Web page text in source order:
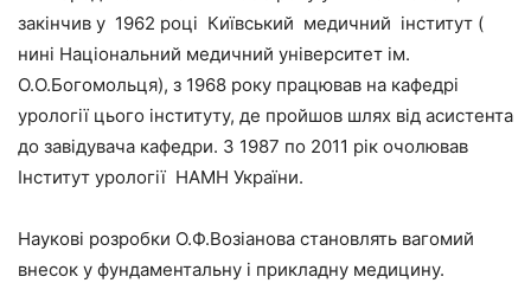
закінчив у 1962 році Київський медичний інститут (
нині Національний медичний університет ім.
О.О.Богомольця), з 1968 року працював на кафедрі
урології цього інституту, де пройшов шлях від асистента
до завідувача кафедри. З 1987 по 2011 рік очолював
Інститут урології НАМН України.
Наукові розробки О.Ф.Возіанова становлять вагомий
внесок у фундаментальну і прикладну медицину.